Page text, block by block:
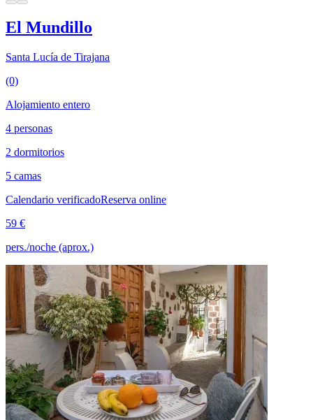
El Mundillo
Santa Lucía de Tirajana
(0)
Alojamiento entero
4 personas
2 dormitorios
5 camas
Calendario verificadoReserva online
59 €
pers./noche (aprox.)